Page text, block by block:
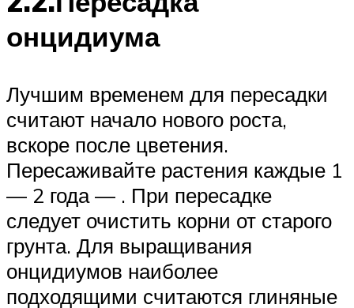
онцидиума
Лучшим временем для пересадки
считают начало нового роста,
вскоре после цветения.
Пересаживайте растения каждые 1
— 2 года — . При пересадке
следует очистить корни от старого
грунта. Для выращивания
онцидиумов наиболее
подходящими считаются глиняные